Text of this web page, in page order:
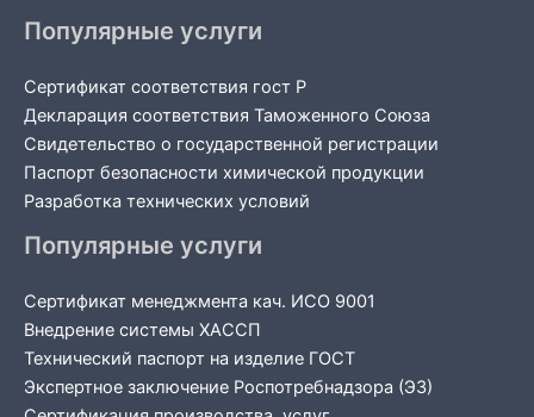
Популярные услуги
Сертификат соответствия гост Р
Декларация соответствия Таможенного Союза
Свидетельство о государственной регистрации
Паспорт безопасности химической продукции
Разработка технических условий
Популярные услуги
Сертификат менеджмента кач. ИСО 9001
Внедрение системы ХАССП
Технический паспорт на изделие ГОСТ
Экспертное заключение Роспотребнадзора (ЭЗ)